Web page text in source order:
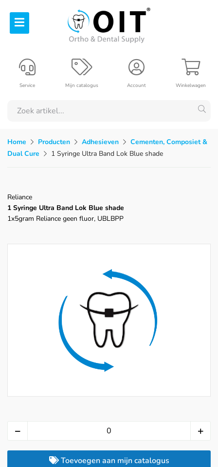
Winkelwagen
Account
Mijn catalogus
Service
Home Producten Adhesieven
Cementen, Composiet &
Dual Cure
1 Syringe Ultra Band Lok Blue shade
Reliance
1 Syringe Ultra Band Lok Blue shade
1x5gram Reliance geen fluor, UBLBPP
Toevoegen aan mijn catalogus